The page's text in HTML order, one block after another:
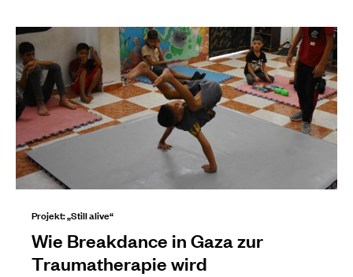
Projekt: „Still alive“
Wie Breakdance in Gaza zur
Traumatherapie wird